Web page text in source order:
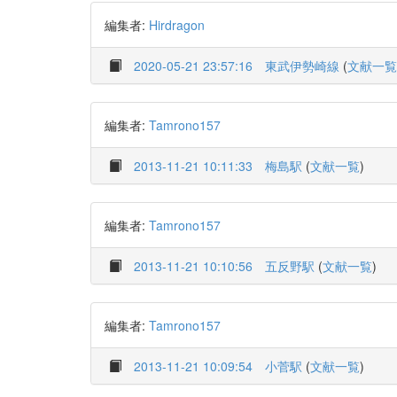
編集者: Hirdragon
2020-05-21 23:57:16 東武伊勢崎線 (文献一覧
編集者: Tamrono157
2013-11-21 10:11:33 梅島駅 (文献一覧)
編集者: Tamrono157
2013-11-21 10:10:56 五反野駅 (文献一覧)
編集者: Tamrono157
2013-11-21 10:09:54 小菅駅 (文献一覧)